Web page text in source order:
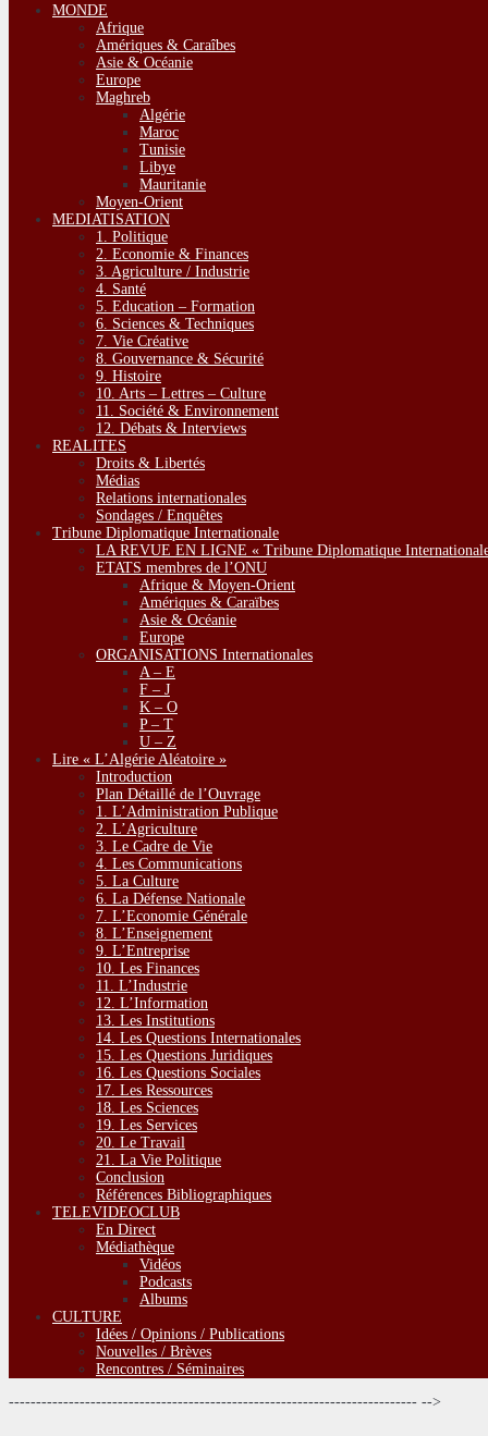
MONDE
Afrique
Amériques & Caraîbes
Asie & Océanie
Europe
Maghreb
Algérie
Maroc
Tunisie
Libye
Mauritanie
Moyen-Orient
MEDIATISATION
1. Politique
2. Economie & Finances
3. Agriculture / Industrie
4. Santé
5. Education – Formation
6. Sciences & Techniques
7. Vie Créative
8. Gouvernance & Sécurité
9. Histoire
10. Arts – Lettres – Culture
11. Société & Environnement
12. Débats & Interviews
REALITES
Droits & Libertés
Médias
Relations internationales
Sondages / Enquêtes
Tribune Diplomatique Internationale
LA REVUE EN LIGNE « Tribune Diplomatique
ETATS membres de l’ONU
Afrique & Moyen-Orient
Amériques & Caraïbes
Asie & Océanie
Europe
ORGANISATIONS Internationales
A – E
F – J
K – O
P – T
U – Z
Lire « L’Algérie Aléatoire »
Introduction
Plan Détaillé de l’Ouvrage
1. L’Administration Publique
2. L’Agriculture
3. Le Cadre de Vie
4. Les Communications
5. La Culture
6. La Défense Nationale
7. L’Economie Générale
8. L’Enseignement
9. L’Entreprise
10. Les Finances
11. L’Industrie
12. L’Information
13. Les Institutions
14. Les Questions Internationales
15. Les Questions Juridiques
16. Les Questions Sociales
17. Les Ressources
18. Les Sciences
19. Les Services
20. Le Travail
21. La Vie Politique
Conclusion
Références Bibliographiques
TELEVIDEOCLUB
En Direct
Médiathèque
Vidéos
Podcasts
Albums
CULTURE
Idées / Opinions / Publications
Nouvelles / Brèves
Rencontres / Séminaires
--------------------------------------------------------------------------- -->